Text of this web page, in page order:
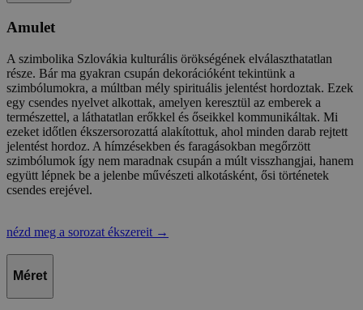
Amulet
A szimbolika Szlovákia kulturális örökségének elválaszthatatlan
része. Bár ma gyakran csupán dekorációként tekintünk a
szimbólumokra, a múltban mély spirituális jelentést hordoztak. Ezek
egy csendes nyelvet alkottak, amelyen keresztül az emberek a
természettel, a láthatatlan erőkkel és őseikkel kommunikáltak. Mi
ezeket időtlen ékszersorozattá alakítottuk, ahol minden darab rejtett
jelentést hordoz. A hímzésekben és faragásokban megőrzött
szimbólumok így nem maradnak csupán a múlt visszhangjai, hanem
együtt lépnek be a jelenbe művészeti alkotásként, ősi történetek
csendes erejével.
nézd meg a sorozat ékszereit →
Méret